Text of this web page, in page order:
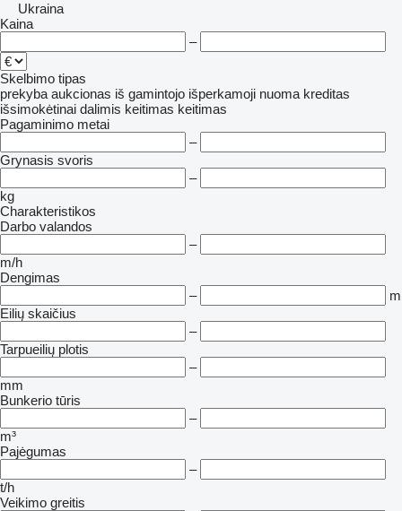
Ukraina
Kaina
–
Skelbimo tipas
prekyba aukcionas iš gamintojo išperkamoji nuoma kreditas
išsimokėtinai dalimis keitimas keitimas
Pagaminimo metai
–
Grynasis svoris
–
kg
Charakteristikos
Darbo valandos
–
m/h
Dengimas
–
m
Eilių skaičius
–
Tarpueilių plotis
–
mm
Bunkerio tūris
–
m³
Pajėgumas
–
t/h
Veikimo greitis